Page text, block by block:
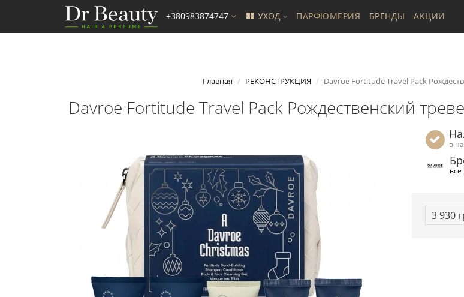
+380983874747 УХОД ПАРФЮМЕРИЯ БРЕНДЫ АКЦИИ
Главная РЕКОНСТРУКЦИЯ Davroe Fortitude Travel Pack
Davroe Fortitude Travel Pack Рождественский
в
все
3 930